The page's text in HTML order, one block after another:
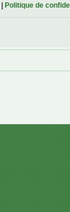
| Politique de